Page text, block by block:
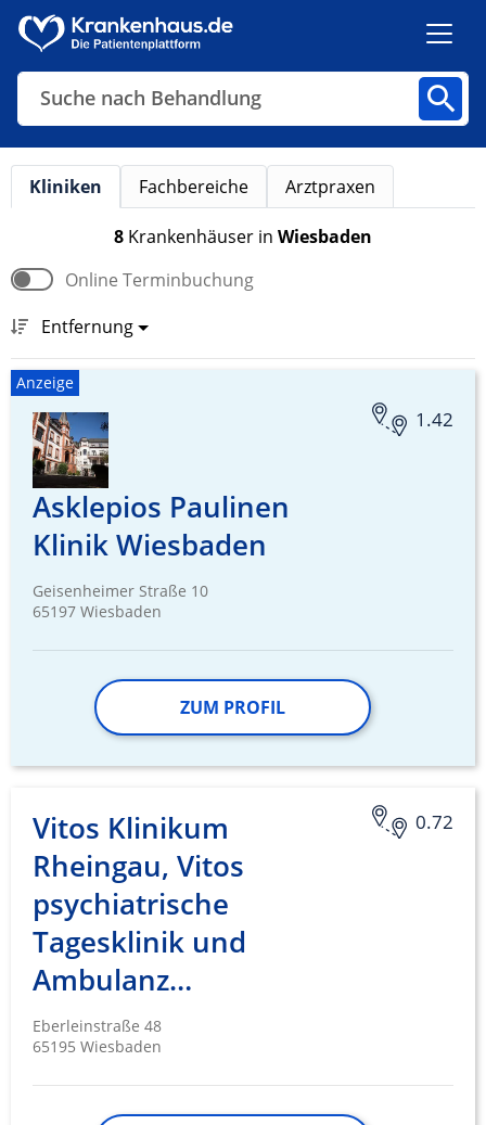
Suche nach Diagnose
Kliniken Fachbereiche Arztpraxen
8 Krankenhäuser in Wiesbaden
Online Terminbuchung
Entfernung
Anzeige
1.42
Asklepios Paulinen
Klinik Wiesbaden
Geisenheimer Straße 10
65197 Wiesbaden
ZUM PROFIL
0.72
Vitos Klinikum
Rheingau, Vitos
psychiatrische
Tagesklinik und
Ambulanz…
Eberleinstraße 48
65195 Wiesbaden